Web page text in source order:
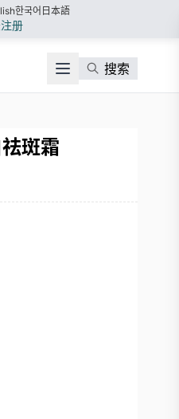
한국어 日本語
注册
搜索
斑霜